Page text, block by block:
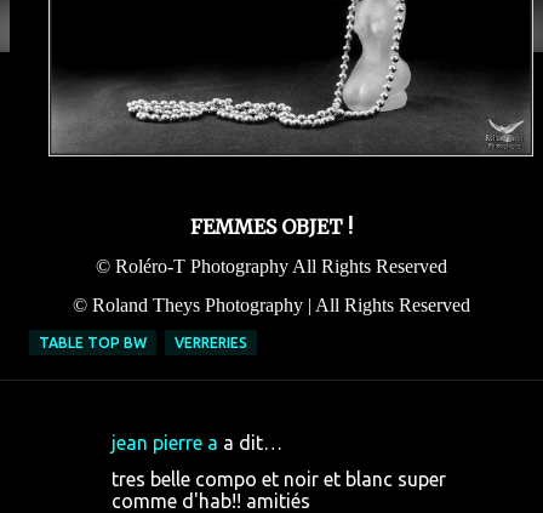
FEMMES OBJET !
© Roléro-T Photography All Rights Reserved
© Roland Theys Photography | All Rights Reserved
TABLE TOP BW VERRERIES
jean pierre a a dit…
tres belle compo et noir et blanc super
comme d'hab!! amitiés